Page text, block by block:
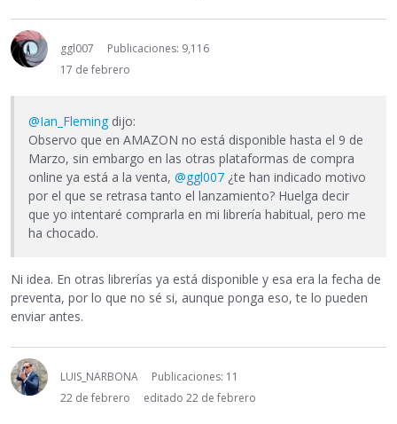
ggl007
Publicaciones: 9,116
17 de febrero
@Ian_Fleming dijo:
Observo que en AMAZON no está disponible hasta el 9 de
Marzo, sin embargo en las otras plataformas de compra
online ya está a la venta, @ggl007 ¿te han indicado motivo
por el que se retrasa tanto el lanzamiento? Huelga decir
que yo intentaré comprarla en mi librería habitual, pero me
ha chocado.
Ni idea. En otras librerías ya está disponible y esa era la fecha de
preventa, por lo que no sé si, aunque ponga eso, te lo pueden
enviar antes.
LUIS_NARBONA
Publicaciones: 11
22 de febrero
editado 22 de febrero